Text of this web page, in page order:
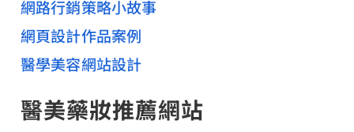
網路行銷策略小故事
網頁設計作品案例
醫學美容網站設計
醫美藥妝推薦網站